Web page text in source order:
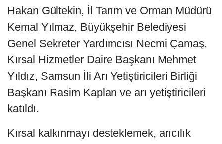
Hakan Gültekin, İl Tarım ve Orman Müdürü
Kemal Yılmaz, Büyükşehir Belediyesi
Genel Sekreter Yardımcısı Necmi Çamaş,
Kırsal Hizmetler Daire Başkanı Mehmet
Yıldız, Samsun İli Arı Yetiştiricileri Birliği
Başkanı Rasim Kaplan ve arı yetiştiricileri
katıldı.
Kırsal kalkınmayı desteklemek, arıcılık